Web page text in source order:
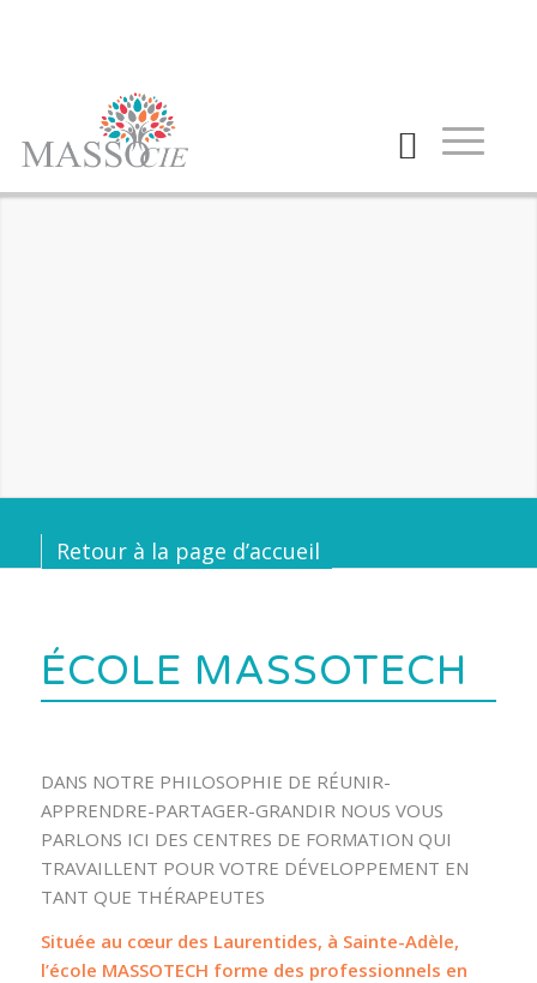
Retour à la page d’accueil
ÉCOLE MASSOTECH
DANS NOTRE PHILOSOPHIE DE RÉUNIR-
APPRENDRE-PARTAGER-GRANDIR NOUS VOUS
PARLONS ICI DES CENTRES DE FORMATION QUI
TRAVAILLENT POUR VOTRE DÉVELOPPEMENT EN
TANT QUE THÉRAPEUTES
Située au cœur des Laurentides, à Sainte-Adèle,
l’école MASSOTECH forme des professionnels en